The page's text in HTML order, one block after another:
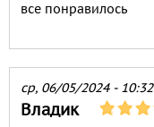
все понравилось
ср, 06/05/2024 - 10:32
Владик